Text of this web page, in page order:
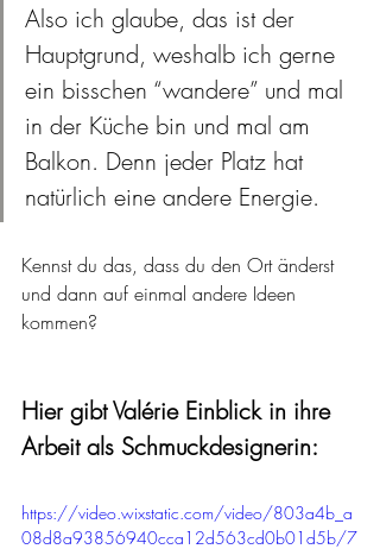
Also ich glaube, das ist der
Hauptgrund, weshalb ich gerne
ein bisschen “wandere” und mal
in der Küche bin und mal am
Balkon. Denn jeder Platz hat
natürlich eine andere Energie.
Kennst du das, dass du den Ort änderst
und dann auf einmal andere Ideen
kommen?
Hier gibt Valérie Einblick in ihre
Arbeit als Schmuckdesignerin:
https://video.wixstatic.com/video/803a4b_a
08d8a93856940cca12d563cd0b01d5b/7